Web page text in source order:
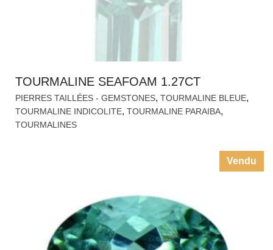
TOURMALINE SEAFOAM 1.27CT
PIERRES TAILLÉES - GEMSTONES, TOURMALINE BLEUE,
TOURMALINE INDICOLITE, TOURMALINE PARAIBA,
TOURMALINES
Vendu